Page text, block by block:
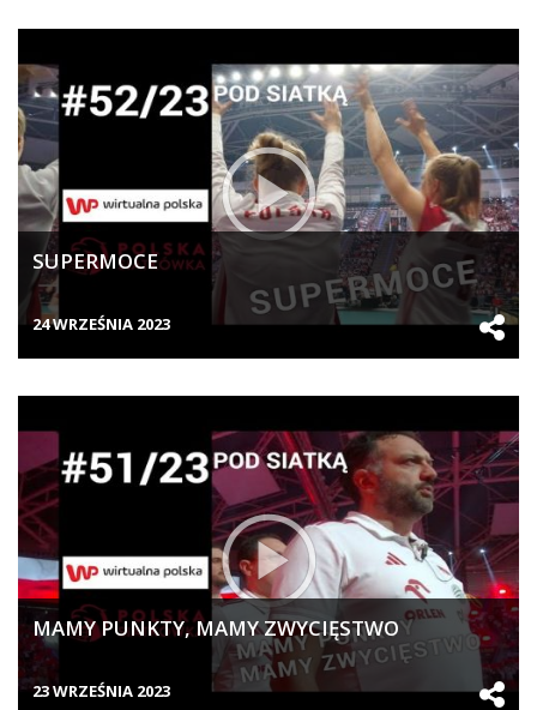
SUPERMOCE
24 WRZEŚNIA 2023
MAMY PUNKTY, MAMY ZWYCIĘSTWO
23 WRZEŚNIA 2023